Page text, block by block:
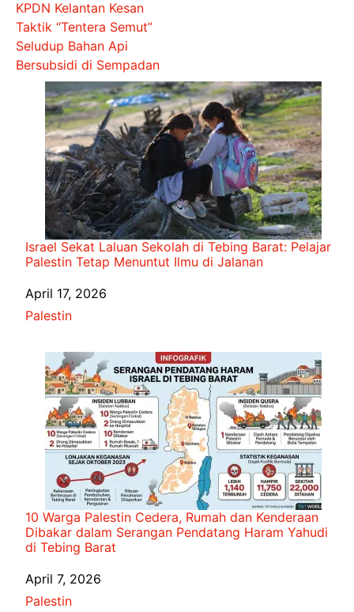
KPDN Kelantan Kesan
Taktik “Tentera Semut”
Seludup Bahan Api
Bersubsidi di Sempadan
Israel Sekat Laluan Sekolah di Tebing Barat: Pelajar
Palestin Tetap Menuntut Ilmu di Jalanan
Date
April 17, 2026
In relation to
Palestin
10 Warga Palestin Cedera, Rumah dan Kenderaan
Dibakar dalam Serangan Pendatang Haram Yahudi
di Tebing Barat
Date
April 7, 2026
In relation to
Palestin